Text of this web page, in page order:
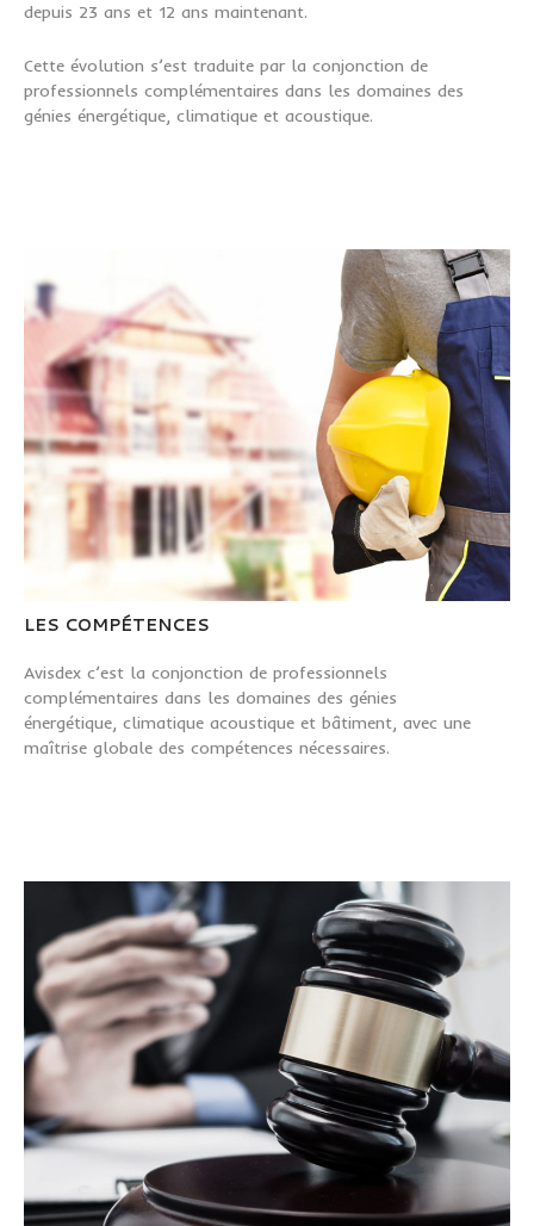
depuis 23 ans et 12 ans maintenant.
Cette évolution s’est traduite par la conjonction de
professionnels complémentaires dans les domaines des
génies énergétique, climatique et acoustique.
LES COMPÉTENCES
Avisdex c’est la conjonction de professionnels
complémentaires dans les domaines des génies
énergétique, climatique acoustique et bâtiment, avec une
maîtrise globale des compétences nécessaires.